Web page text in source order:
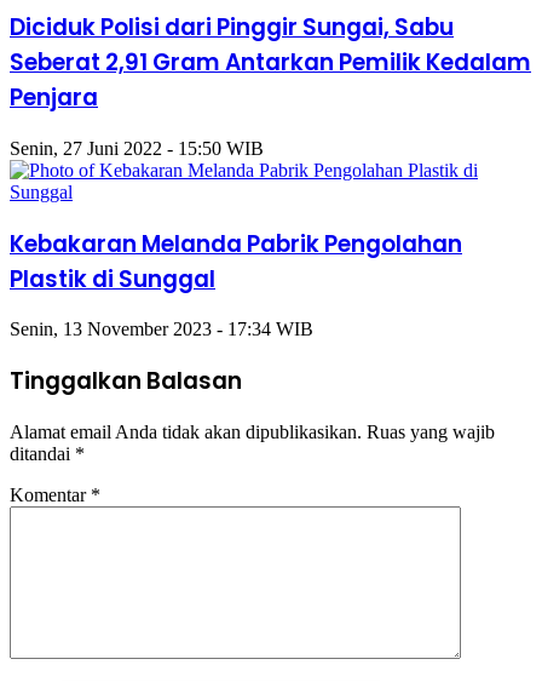
Diciduk Polisi dari Pinggir Sungai, Sabu
Seberat 2,91 Gram Antarkan Pemilik Kedalam
Penjara
Senin, 27 Juni 2022 - 15:50 WIB
Kebakaran Melanda Pabrik Pengolahan
Plastik di Sunggal
Senin, 13 November 2023 - 17:34 WIB
Tinggalkan Balasan
Alamat email Anda tidak akan dipublikasikan. Ruas yang wajib
ditandai *
Komentar *